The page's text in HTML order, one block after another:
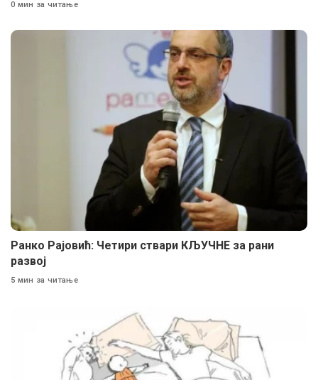
0 мин за читање
Ранко Рајовић: Четири ствари КЉУЧНЕ за рани
развој
5 мин за читање